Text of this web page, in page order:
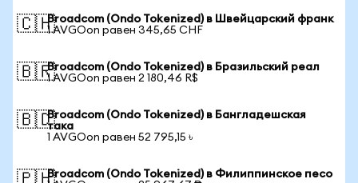
🇨🇭Broadcom (Ondo Tokenized) в Швейцарский франк
1 AVGOon равен 345,65 CHF
🇧🇷Broadcom (Ondo Tokenized) в Бразильский реал
1 AVGOon равен 2 180,46 R$
🇧🇩Broadcom (Ondo Tokenized) в Бангладешская
така
1 AVGOon равен 52 795,15 ৳
Broadcom (Ondo Tokenized) в Филиппинское песо